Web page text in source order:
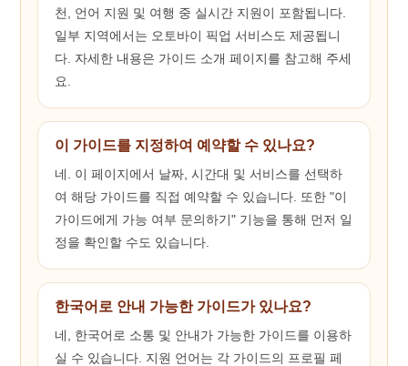
천, 언어 지원 및 여행 중 실시간 지원이 포함됩니다.
일부 지역에서는 오토바이 픽업 서비스도 제공됩니
다. 자세한 내용은 가이드 소개 페이지를 참고해 주세
요.
이 가이드를 지정하여 예약할 수 있나요?
네. 이 페이지에서 날짜, 시간대 및 서비스를 선택하
여 해당 가이드를 직접 예약할 수 있습니다. 또한 "이
가이드에게 가능 여부 문의하기" 기능을 통해 먼저 일
정을 확인할 수도 있습니다.
한국어로 안내 가능한 가이드가 있나요?
네, 한국어로 소통 및 안내가 가능한 가이드를 이용하
실 수 있습니다. 지원 언어는 각 가이드의 프로필 페